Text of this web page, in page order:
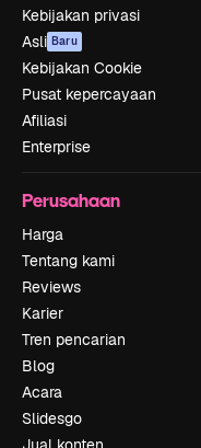
Kebijakan privasi
Asli Baru
Kebijakan Cookie
Pusat kepercayaan
Afiliasi
Enterprise
Perusahaan
Harga
Tentang kami
Reviews
Karier
Tren pencarian
Blog
Acara
Slidesgo